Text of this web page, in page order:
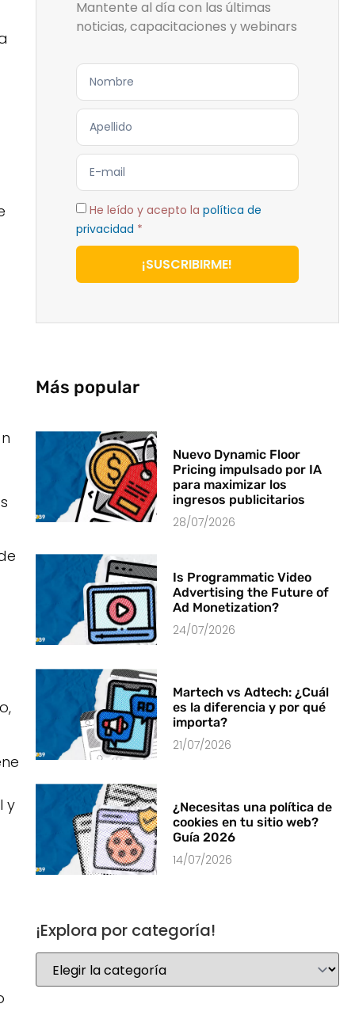
y
Mantente al día con las últimas
noticias, capacitaciones y webinars
He leído y acepto la política de
privacidad *
¡SUSCRIBIRME!
Más popular
Nuevo Dynamic Floor
Pricing impulsado por IA
para maximizar los
ingresos publicitarios
28/07/2026
Is Programmatic Video
Advertising the Future of
Ad Monetization?
24/07/2026
Martech vs Adtech: ¿Cuál
es la diferencia y por qué
importa?
21/07/2026
¿Necesitas una política de
cookies en tu sitio web?
Guía 2026
14/07/2026
¡Explora por categoría!